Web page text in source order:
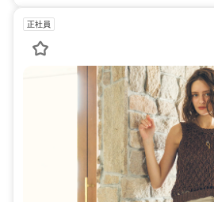
正社員